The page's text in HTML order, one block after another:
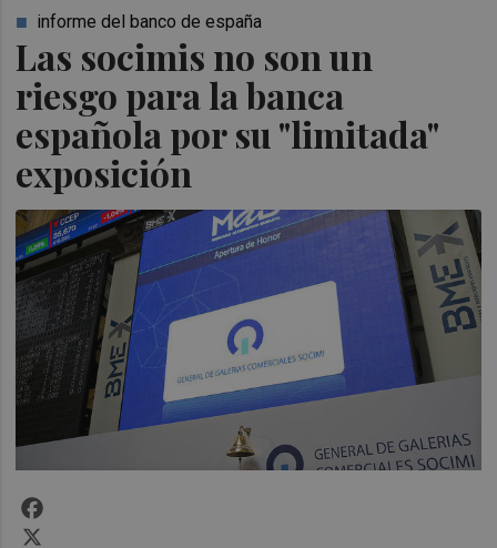
Las socimis no son un
riesgo para la banca
española por su "limitada"
exposición
informe del banco de españa